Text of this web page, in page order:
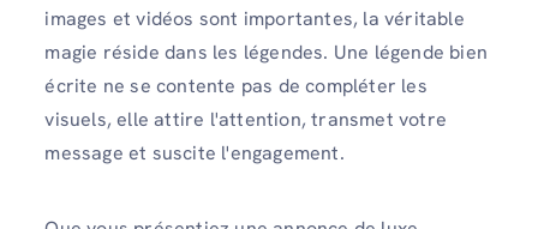
images et vidéos sont importantes, la véritable
magie réside dans les légendes. Une légende bien
écrite ne se contente pas de compléter les
visuels, elle attire l'attention, transmet votre
message et suscite l'engagement.